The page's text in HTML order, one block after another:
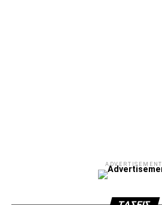
ADVERTISEMENT